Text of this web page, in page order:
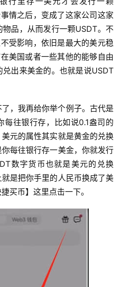
情之后，变成了这家公司这家
品，从而发行一颗USDT。不
受影响，依旧是最大的美元稳
美国或者一些其他的能够自由
出来美金的。也就是说USDT
，我再给你举个例子。古代是
每往银行存，比如说0.1盎司的
元的属性其实就是黄金的兑换
每往银行存一美金，你就发行
数字货币也就是美元的兑换
是把你手里的人民币换成了美
买币】这里点击一下。